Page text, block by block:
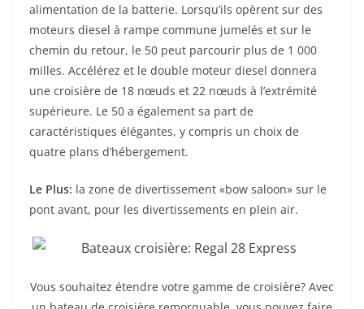
alimentation de la batterie. Lorsqu’ils opèrent sur des
moteurs diesel à rampe commune jumelés et sur le
chemin du retour, le 50 peut parcourir plus de 1 000
milles. Accélérez et le double moteur diesel donnera
une croisière de 18 nœuds et 22 nœuds à l’extrémité
supérieure. Le 50 a également sa part de
caractéristiques élégantes, y compris un choix de
quatre plans d’hébergement.
Le Plus: la zone de divertissement «bow saloon» sur le
pont avant, pour les divertissements en plein air.
Vous souhaitez étendre votre gamme de croisière? Avec